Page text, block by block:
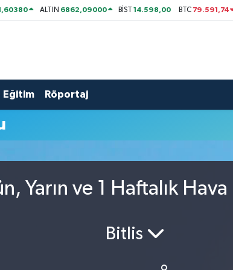
ALTIN 6862,09000 BİST14.598,00 BTC 79.591,74
Eğitim Röportaj
Yarın ve 1 Haftalık
Bitlis